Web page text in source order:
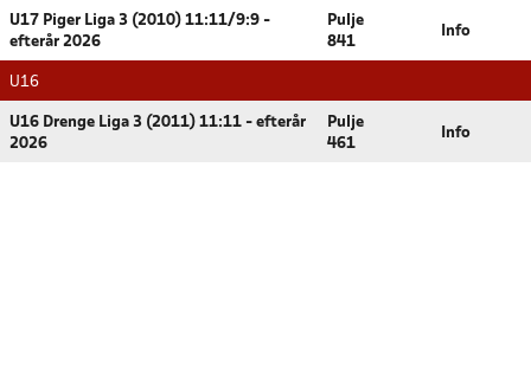
U17 Piger Liga 3 (2010) 11:11/9:9 -
efterår 2026
Pulje
841
Info
U16
U16 Drenge Liga 3 (2011) 11:11 - efterår
2026
Pulje
461
Info